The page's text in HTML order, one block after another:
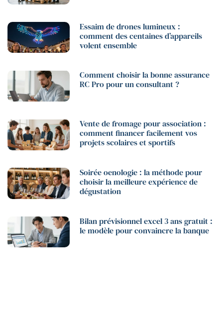
Essaim de drones lumineux :
comment des centaines d’appareils
volent ensemble
Comment choisir la bonne assurance
RC Pro pour un consultant ?
Vente de fromage pour association :
comment financer facilement vos
projets scolaires et sportifs
Soirée oenologie : la méthode pour
choisir la meilleure expérience de
dégustation
Bilan prévisionnel excel 3 ans gratuit :
le modèle pour convaincre la banque